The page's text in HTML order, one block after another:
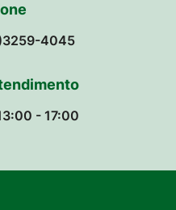
4045
- 17:00